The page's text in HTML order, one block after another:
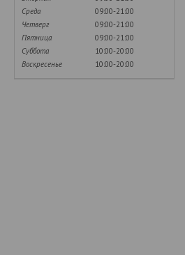
Среда
09:00-21:00
Четверг
09:00-21:00
Пятница
09:00-21:00
Суббота
10:00-20:00
Воскресенье
10:00-20:00